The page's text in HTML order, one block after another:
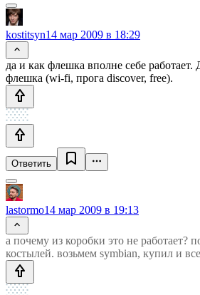
kostitsyn14 мар 2009 в 18:29
да и как флешка вполне себе работает.
флешка (wi-fi, прога discover, free).
Ответить
lastormo14 мар 2009 в 19:13
а почему из коробки это не работает?
костылей. возьмем symbian, купил и